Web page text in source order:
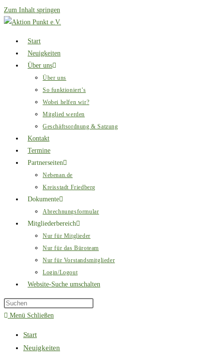
Zum Inhalt springen
Start
Neuigkeiten
Über uns
Über uns
So funktioniert’s
Wobei helfen wir?
Mitglied werden
Geschäftsordnung & Satzung
Kontakt
Termine
Partnerseiten
Nebenan.de
Kreisstadt Friedberg
Dokumente
Abrechnungsformular
Mitgliederbereich
Nur für Mitglieder
Nur für das Büroteam
Nur für Vorstandsmitglieder
Login/Logout
Website-Suche umschalten
Menü Schließen
Start
Neuigkeiten